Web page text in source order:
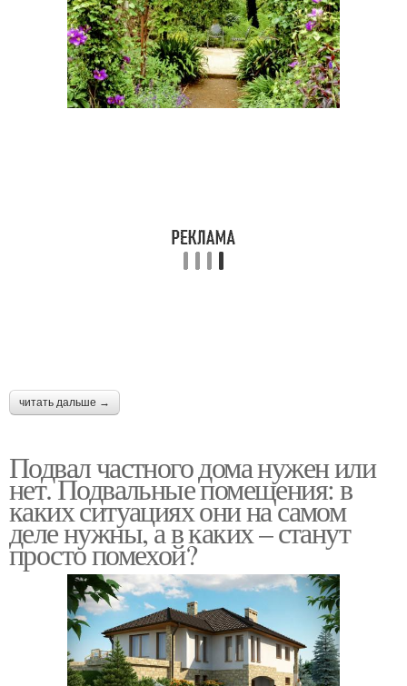
Дом под ключ
Фундамент под
каркасный дом
Дом по финской
читать дальше →
Подвал частного дома нужен или
нет. Подвальные помещения: в
каких ситуациях они на самом
деле нужны, а в каких – станут
просто помехой?